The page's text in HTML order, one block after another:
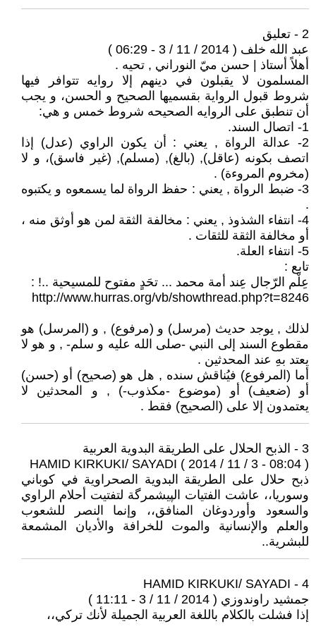
2 - تعليق
عبد الله خلف ( 2014 / 11 / 3 - 06:29 )
أهلاً أستاذ | حسن ميّ النوراني , تحيه .
المسلمون لا يقبلون في دينهم إلا روايه تتوافر فيها
شروط قبول الرواية بقسميها الصحيح و الحسن، و يجب
أن تنطبق على الروايه الصحيحه شروط خمس و هي:
1- اتصال السند.
2- عدالة الرواة , يعني : أن يكون الراوي (عدل) إذا
اتصف بكونه (عاقل), (بالغ), (مسلم), (غير فاسق)، و لا
(مخروم المروءة) .
3- ضبط الرواة , يعني : حفظ الرواة لما يسمعوه و يكتبوه
.
4- انتفاء الشذوذ , يعني : مخالفة الثقة لمن هو أوثق منه ،
أو مخالفة الثقة للثقات .
5- انتفاء العلة.
تابع :
عِلْم الرّجال عِند أمة محمد ... تحَدٍ مفتوح للمسيحية ..! :
http://www.hurras.org/vb/showthread.php?t=8246
لذلك , يوجد حديث (مرسل) و (مرفوع) , و (المرسل) هو
مقطوع السند إلى النبي -صلى الله عليه و سلم- , و هو لا
يعتد بهِ عند المحدثين .
أما (المرفوع) فيُناقش سنده , هل هو (صحيح) أو (حسن)
أو (ضعيف) أو (موضوع -مكذوب-) , و المحدثين لا
يعتمدون إلا على (الصحيح) فقط .
3 - الذبح الحلال على الطريقة البدوية العربية
HAMID KIRKUKI/ SAYADI ( 2014 / 11 / 3 - 08:04 )
ذبح حلال على الطريقة البدوية الصحراوية في كوباني
وسوريا،، عاشت الفتيات الپيشمرگة لتفتيت أحلام الراوي
والسعود وأوردوغان المنافق،، وإنما النصر للشعوب
والعلم والإنسانية والموت للخرافة والأديان المشمعة
للبشرية..
4 - HAMID KIRKUKI/ SAYADI
جمشيد راوندوزي ( 2014 / 11 / 3 - 11:11 )
إذا فشلت بالكلام باللغة العربية الجميلة لأنك تركي،،